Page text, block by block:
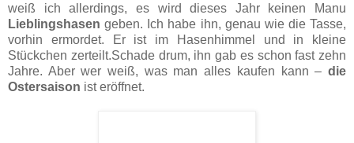
weiß ich allerdings, es wird dieses Jahr keinen Manu
Lieblingshasen geben. Ich habe ihn, genau wie die Tasse,
vorhin ermordet. Er ist im Hasenhimmel und in kleine
Stückchen zerteilt.Schade drum, ihn gab es schon fast zehn
Jahre. Aber wer weiß, was man alles kaufen kann – die
Ostersaison ist eröffnet.